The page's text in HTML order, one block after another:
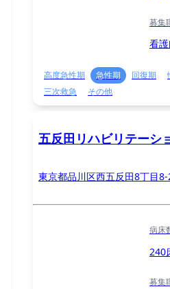
募集
看
高度急性期 急性期 回復期
三次救急
その他
五反田リハビリテーシ
東京都品川区西五反田8丁目
病床
240
募集